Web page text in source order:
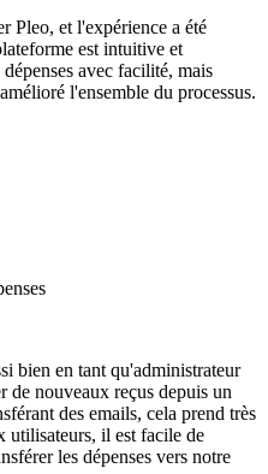
Pleo, et l'expérience a été
est intuitive et
avec facilité, mais
l'ensemble du processus.
bien en tant qu'administrateur
de nouveaux reçus depuis un
des emails, cela prend très
utilisateurs, il est facile de
les dépenses vers notre